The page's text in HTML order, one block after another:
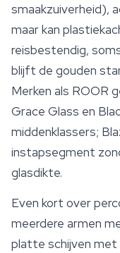
smaakzuiverheid),
maar kan
reisbestendig,
blijft de gouden
Merken als ROOR
Grace Glass en
middenklassers;
instapsegment
glasdikte.
Even kort over
meerdere armen
platte schijven